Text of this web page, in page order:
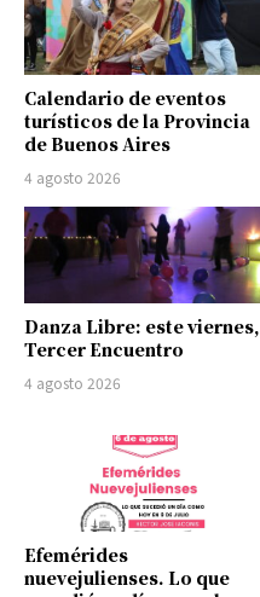
Calendario de eventos
turísticos de la Provincia
de Buenos Aires
4 agosto 2026
Danza Libre: este viernes,
Tercer Encuentro
4 agosto 2026
Efemérides
nuevejulienses. Lo que